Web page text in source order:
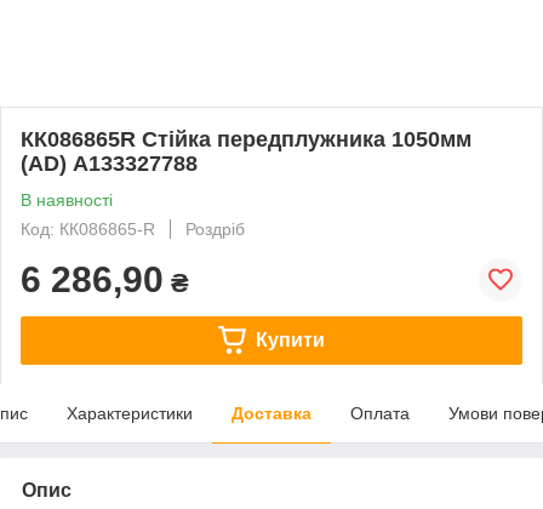
КК086865R Стійка передплужника 1050мм
(AD) A133327788
В наявності
Код: КК086865-R
Роздріб
6 286,90 ₴
Купити
Характеристики Доставка Оплата Умови
Опис